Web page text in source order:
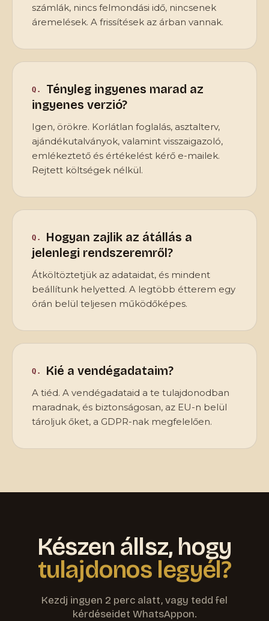
számlák, nincs felmondási idő, nincsenek
áremelések. A frissítések az árban vannak.
Tényleg ingyenes marad az
ingyenes verzió?
Igen, örökre. Korlátlan foglalás, asztalterv,
ajándékutalványok, valamint visszaigazoló,
emlékeztető és értékelést kérő e-mailek.
Rejtett költségek nélkül.
Hogyan zajlik az átállás a
jelenlegi rendszeremről?
Átköltöztetjük az adataidat, és mindent
beállítunk helyetted. A legtöbb étterem egy
órán belül teljesen működőképes.
Kié a vendégadataim?
A tiéd. A vendégadataid a te tulajdonodban
maradnak, és biztonságosan, az EU-n belül
tároljuk őket, a GDPR-nak megfelelően.
Készen állsz, hogy
tulajdonos legyél?
Kezdj ingyen 2 perc alatt, vagy tedd fel
kérdéseidet WhatsAppon.